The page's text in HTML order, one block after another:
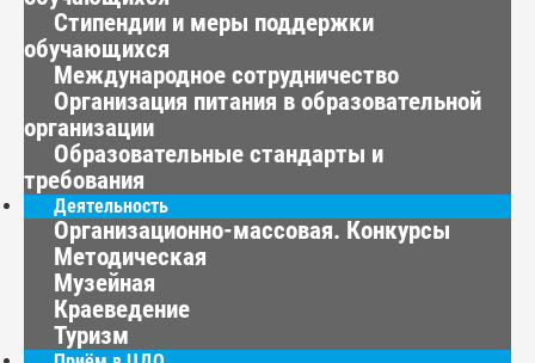
Стипендии и меры поддержки
обучающихся
Международное сотрудничество
Организация питания в образовательной
организации
Образовательные стандарты и
требования
Деятельность
Организационно-массовая. Конкурсы
Методическая
Музейная
Краеведение
Туризм